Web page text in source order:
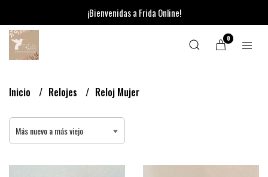
¡Bienvenidas a Frida Online!
0
Inicio Relojes Reloj Mujer